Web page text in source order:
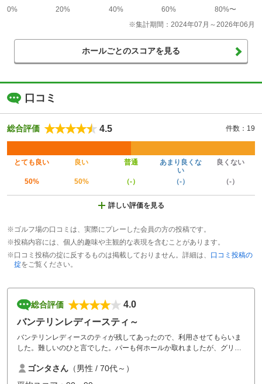
0%
20% 40% 60%
80%〜
※集計期間：2024年07月～2026年06月
ホールごとのスコアを見る
口コミ
総合評価 4.5 件数：19
とても良い 良い 普通
あまり良くな
い
良くない
50% 50% （-） （-） （-）
詳しい評価を見る
※ゴルフ場の口コミは、実際にプレーした会員の方の投稿です。
※投稿内容には、個人的趣味や主観的な表現を含むことがあります。
※口コミ投稿の掟に反するものは掲載しておりません。詳細は、 口コミ投稿の
掟をご覧ください。
総合評価
4.0
バンテリンレディースティ～
バンテリンレディースのティが残してあったので、利用させてもらいま
した。難しいのひと言でした。パーも何ホールか取れましたが、グリー
ゴンタさん （男性 / 70代～）